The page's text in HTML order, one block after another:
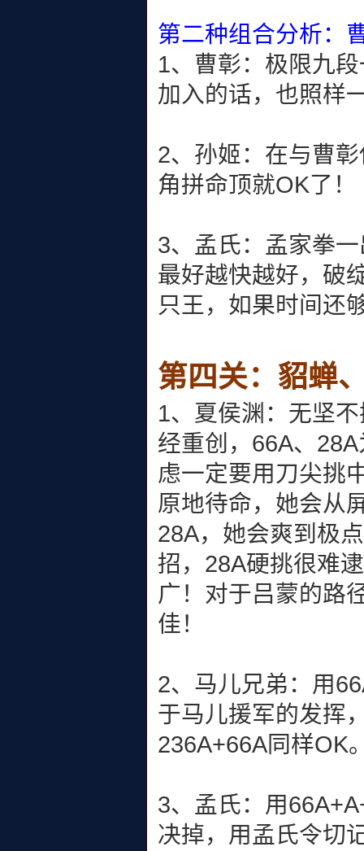
第二种组合分析：
1、曹彰：极限九
加入的话，也照样
2、孙姬：在与曹
角拼命顶就OK了！
3、孟氏：孟家拳
最好越快越好，破
只王，如果时间还
第四关：貂蝉
1、夏侯渊：无坚
经重创，66A、
虑一定要用刀尖挑
原地待命，她会从
28A，她会爽到极
招，28A硬挑很难
广！对于吕蒙的路
佳！
2、马儿兄弟：用
于马儿援军的发挥
236A+66A同样OK
3、孟氏：用
决掉，用孟氏令切